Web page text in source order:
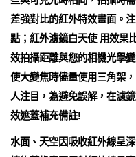
差強對比的紅外特效畫面。
點；紅外濾鏡白天使 用效果
效拍攝距離與您的相機光學
使大變焦時儘量使用三角架
人注目，為避免誤解，在濾
效遮蓋補充備註!
水面、天空因吸收紅外線呈